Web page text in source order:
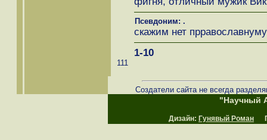
Псевдоним: .
скажим нет
1-10
111
Создатели сайта не всегда
"Научный
Дизайн: Гунявый Роман